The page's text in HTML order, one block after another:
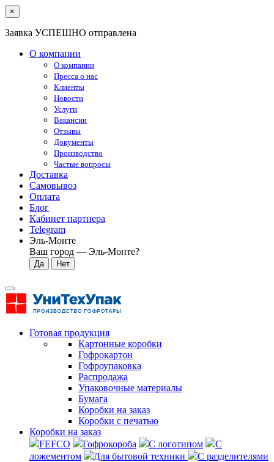
×
Заявка УСПЕШНО отправлена
О компании
О компании
Пресса о нас
Клиенты
Новости
Услуги
Вакансии
Отзывы
Документы
Производство
Частые вопросы
Доставка
Самовывоз
Оплата
Блог
Кабинет партнера
Telegram
Эль-Монте
Ваш город — Эль-Монте?
Готовая продукция
Картонные коробки
Гофрокартон
Гофроупаковка
Распродажа
Упаковочные материалы
Бумага
Коробки на заказ
Коробки с печатью
Коробки на заказ
FEFCO
Гофрокороба С логотипом
С
ложементом
Для бытовой техники
С разделителями